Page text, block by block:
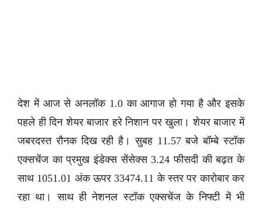
देश में आज से अनलॉक 1.0 का आगाज हो गया है और इसके
पहले ही दिन शेयर बाजार हरे निशान पर खुला। शेयर बाजार में
जबरदस्त रौनक दिख रही है। सुबह 11.57 बजे बॉम्बे स्टॉक
एक्सचेंज का प्रमुख इंडेक्स सेंसेक्स 3.24 फीसदी की बढ़त के
साथ 1051.01 अंक ऊपर 33474.11 के स्तर पर कारोबार कर
रहा था। साथ ही नेशनल स्टॉक एक्सचेंज के निफ्टी में भी